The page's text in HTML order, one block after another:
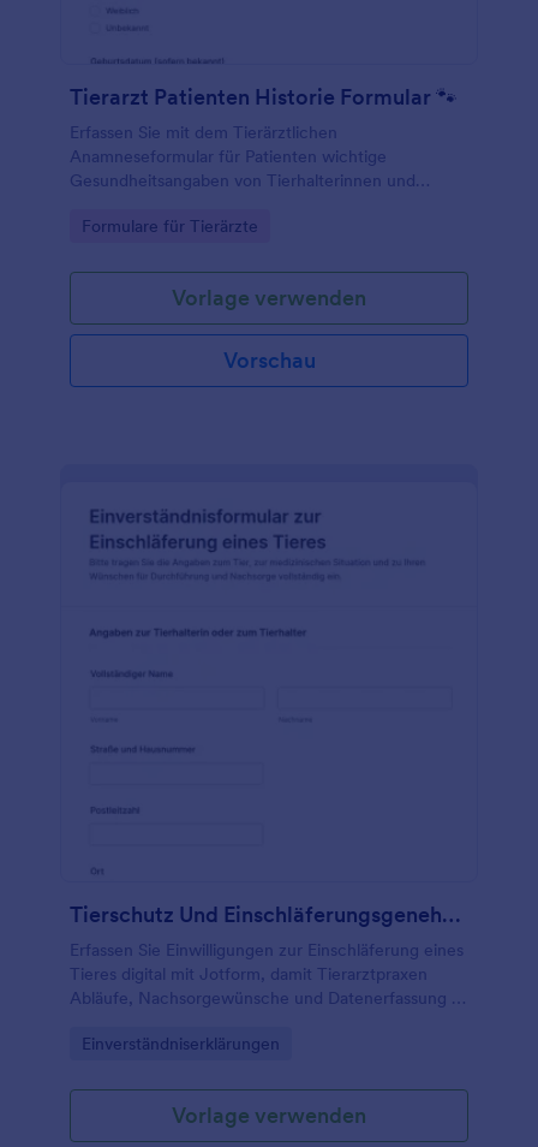
Tierarzt Patienten Historie Formular 🐾
Erfassen Sie mit dem Tierärztlichen
Anamneseformular für Patienten wichtige
Gesundheitsangaben von Tierhalterinnen und
Sie die digitale Datenerfassung in der Tierarztpraxis
Go to Category:
Formulare für Tierärzte
Vorlage verwenden
Vorschau
Tierschutz Und Einschläferungsgenehmigung Formular 🐾
Erfassen Sie Einwilligungen zur Einschläferung eines
Tieres digital mit Jotform, damit Tierarztpraxen
Abläufe, Nachsorgewünsche und Datenerfassung in
können.
Go to Category:
Einverständniserklärungen
Vorlage verwenden